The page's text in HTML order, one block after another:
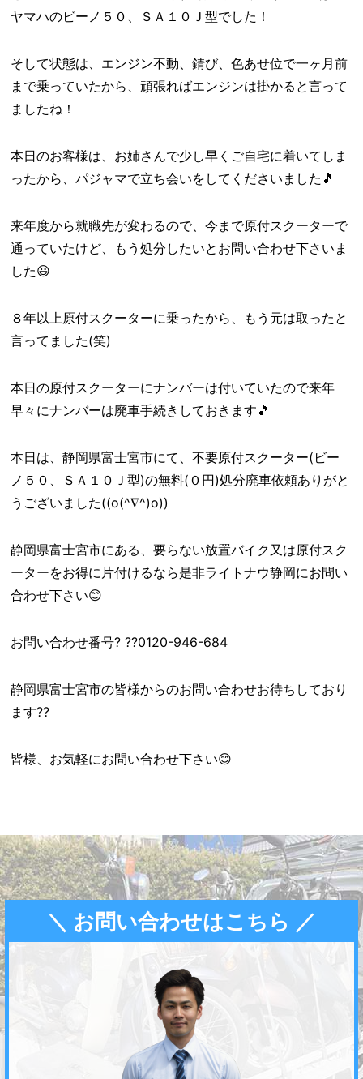
ヤマハのビーノ５０、ＳＡ１０Ｊ型でした！
そして状態は、エンジン不動、錆び、色あせ位で一ヶ月前
まで乗っていたから、頑張ればエンジンは掛かると言って
ましたね！
本日のお客様は、お姉さんで少し早くご自宅に着いてしま
ったから、パジャマで立ち会いをしてくださいました🎵
来年度から就職先が変わるので、今まで原付スクーターで
通っていたけど、もう処分したいとお問い合わせ下さいま
した😃
８年以上原付スクーターに乗ったから、もう元は取ったと
言ってました(笑)
本日の原付スクーターにナンバーは付いていたので来年
早々にナンバーは廃車手続きしておきます🎵
本日は、静岡県富士宮市にて、不要原付スクーター(ビー
ノ５０、ＳＡ１０Ｊ型)の無料(０円)処分廃車依頼ありがと
うございました((o(^∇^)o))
静岡県富士宮市にある、要らない放置バイク又は原付スク
ーターをお得に片付けるなら是非ライトナウ静岡にお問い
合わせ下さい😊
お問い合わせ番号? ??0120-946-684
静岡県富士宮市の皆様からのお問い合わせお待ちしており
ます??
皆様、お気軽にお問い合わせ下さい😊
＼ お問い合わせはこちら ／